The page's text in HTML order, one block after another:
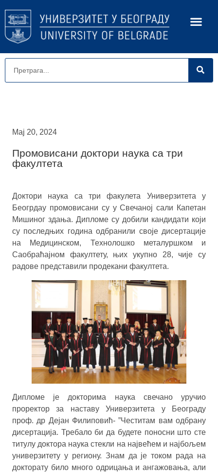
Мај 20, 2024
Промовисани доктори наука са три
факултета
Доктори наука са три факулета Универзитета у
Беогрдау промовисани су у Свечаној сали Капетан
Мишиног здања. Дипломе су добили кандидати који
су последњих година одбранили своје дисертације
на Медицинском, Технолошко металуршком и
Саобраћајном факултету, њих укупно 28, чије су
радове представили продекани факултета.
Дипломе је докторима наука свечано уручио
проректор за наставу Универзитета у Београду
проф. др Дејан Филиповић- ”Честитам вам одбрану
дисертација. Требало би да будете поносни што сте
титулу доктора наука стекли на највећем и најбољем
универзитету у региону. Знам да је током рада на
докторату било много одрицања и ангажовања, али